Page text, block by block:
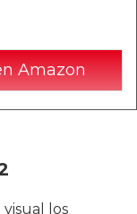
Amazon
los